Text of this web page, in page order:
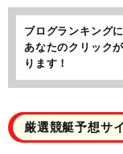
ブログランキング
あなたのクリック
ります！
厳選競艇予想サ